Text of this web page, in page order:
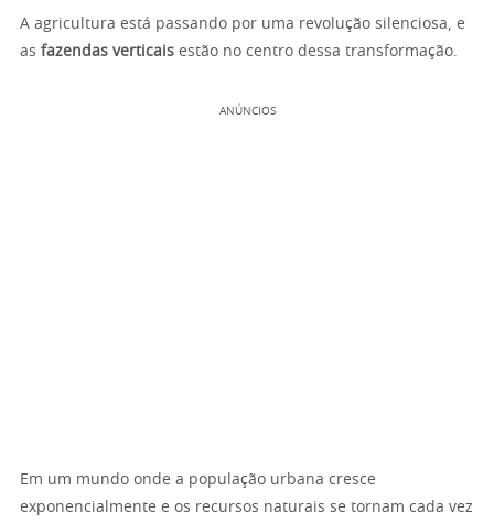
A agricultura está passando por uma revolução silenciosa, e
as fazendas verticais estão no centro dessa transformação.
ANÚNCIOS
Em um mundo onde a população urbana cresce
exponencialmente e os recursos naturais se tornam cada vez